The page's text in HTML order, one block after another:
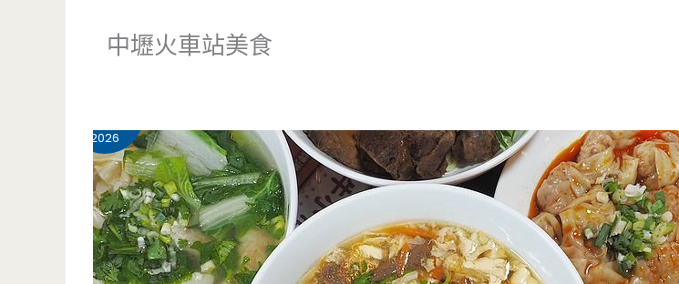
中壢火車站美食
2026